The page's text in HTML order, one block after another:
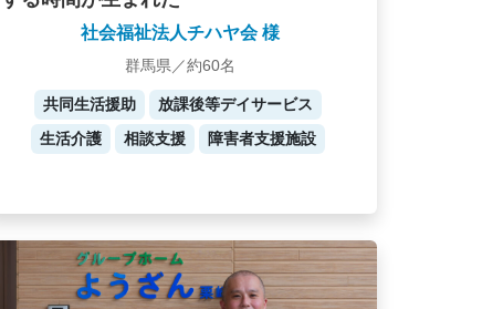
社会福祉法人チハヤ会 様
群馬県／約60名
共同生活援助
放課後等デイサービス
生活介護
相談支援 障害者支援施設